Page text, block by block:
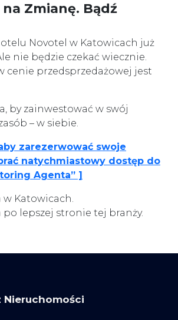
na Zmianę. Bądź
Novotel w Katowicach już
nie będzie czekać wiecznie.
cenie przedsprzedażowej jest
by zainwestować w swój
– w siebie.
zarezerwować swoje
natychmiastowy dostęp do
Agenta” ]
w Katowicach.
po lepszej stronie tej branży.